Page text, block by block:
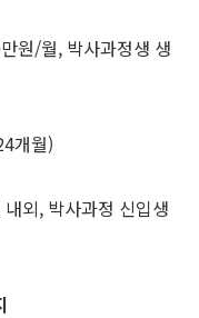
원/월, 박사과정생 생
개월)
외, 박사과정 신입생